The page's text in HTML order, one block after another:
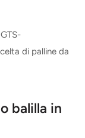
di palline da
balilla in